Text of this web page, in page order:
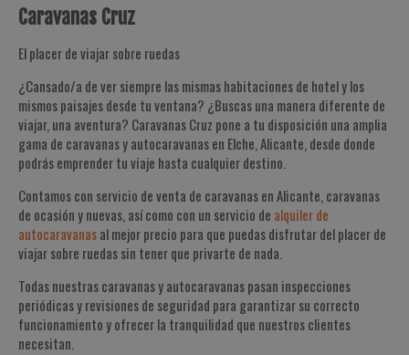
Caravanas Cruz
El placer de viajar sobre ruedas
¿Cansado/a de ver siempre las mismas habitaciones de hotel y los
mismos paisajes desde tu ventana? ¿Buscas una manera diferente de
viajar, una aventura? Caravanas Cruz pone a tu disposición una amplia
gama de caravanas y autocaravanas en Elche, Alicante, desde donde
podrás emprender tu viaje hasta cualquier destino.
Contamos con servicio de venta de caravanas en Alicante, caravanas
de ocasión y nuevas, así como con un servicio de alquiler de
autocaravanasal mejor precio para que puedas disfrutar del placer de
viajar sobre ruedas sin tener que privarte de nada.
Todas nuestras caravanas y autocaravanas pasan inspecciones
periódicas y revisiones de seguridad para garantizar su correcto
funcionamiento y ofrecer la tranquilidad que nuestros clientes
necesitan.